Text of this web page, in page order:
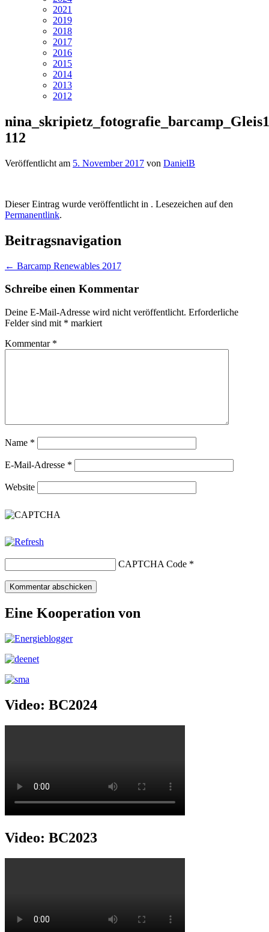
2021
2019
2018
2017
2016
2015
2014
2013
2012
112
Veröffentlicht am 5. November 2017 von DanielB
Dieser Eintrag wurde veröffentlicht in . Lesezeichen auf den
Permanentlink.
Beitragsnavigation
← Barcamp Renewables 2017
Schreibe einen Kommentar
Deine E-Mail-Adresse wird nicht veröffentlicht. Erforderliche
Felder sind mit * markiert
Kommentar *
Name *
E-Mail-Adresse *
Website
CAPTCHA Code *
Eine Kooperation von
Video: BC2024
Video: BC2023